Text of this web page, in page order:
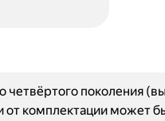
поколения
комплектации может